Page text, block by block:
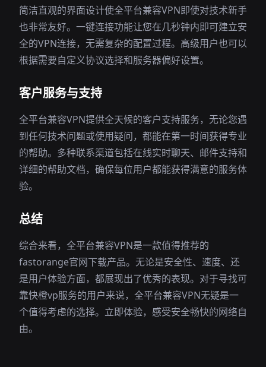
简洁直观的界面设计使全平台兼容VPN即使对技术新手
也非常友好。一键连接功能让您在几秒钟内即可建立安
全的VPN连接，无需复杂的配置过程。高级用户也可以
根据需要自定义协议选择和服务器偏好设置。
客户服务与支持
全平台兼容VPN提供全天候的客户支持服务，无论您遇
到任何技术问题或使用疑问，都能在第一时间获得专业
的帮助。多种联系渠道包括在线实时聊天、邮件支持和
详细的帮助文档，确保每位用户都能获得满意的服务体
验。
总结
综合来看，全平台兼容VPN是一款值得推荐的
fastorange官网下载产品。无论是安全性、速度、还
是用户体验方面，都展现出了优秀的表现。对于寻找可
靠快橙vp服务的用户来说，全平台兼容VPN无疑是一
个值得考虑的选择。立即体验，感受安全畅快的网络自
由。